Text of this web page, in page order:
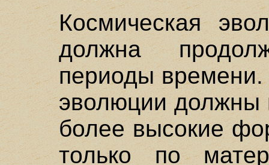
Космическая
должна
периоды
эволюции должны
более высокие
только по